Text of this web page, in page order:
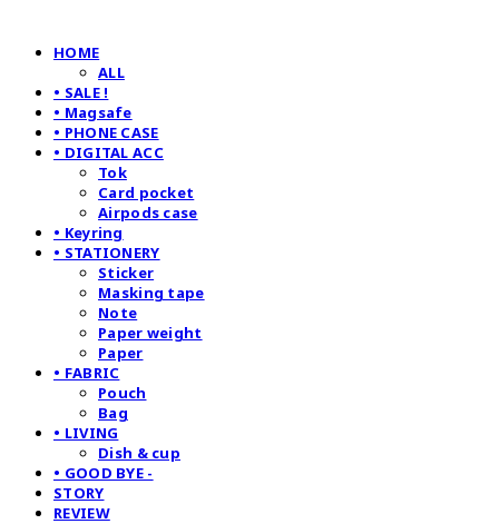
HOME
ALL
• SALE !
• Magsafe
• PHONE CASE
• DIGITAL ACC
Tok
Card pocket
Airpods case
• Keyring
• STATIONERY
Sticker
Masking tape
Note
Paper weight
Paper
• FABRIC
Pouch
Bag
• LIVING
Dish & cup
• GOOD BYE -
STORY
REVIEW